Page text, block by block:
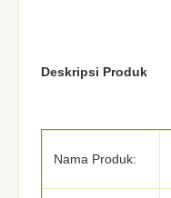
Deskripsi Produk
Nama Produk: